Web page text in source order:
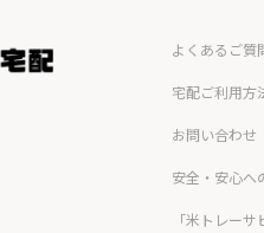
よくあるご質
宅配ご利用方
お問い合わせ
安全・安心へ
「米トレー